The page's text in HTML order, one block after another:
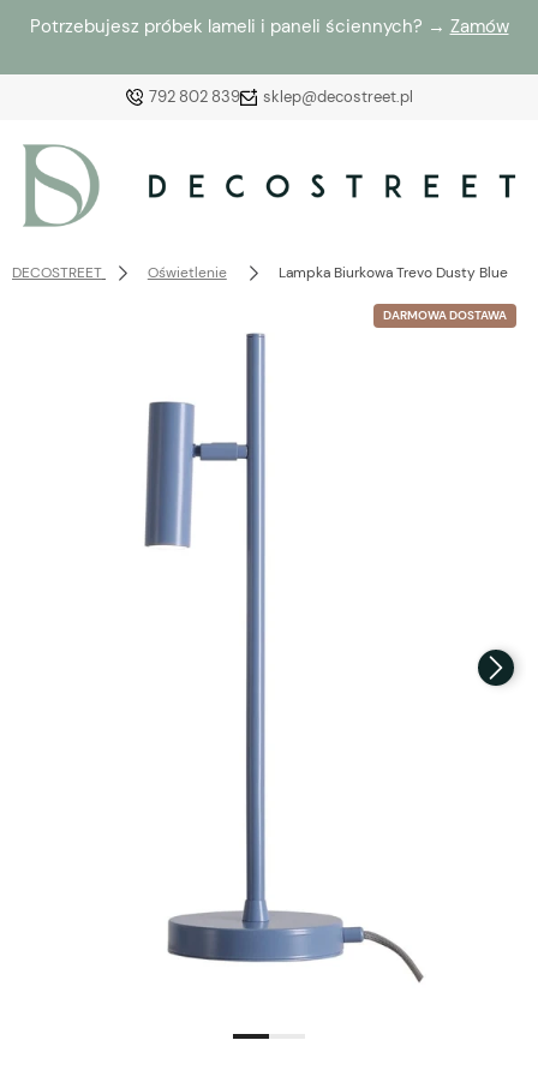
Potrzebujesz próbek lameli i paneli ściennych? → Zamów
792 802 839 sklep@decostreet.pl
Załóż konto
Wybierz coś dla siebie z naszej aktualnej oferty lub
zaloguj się, aby przywrócić dodane produkty do listy
z poprzedniej sesji.
DECOSTREET Oświetlenie Lampka Biurkowa Trevo Dusty Blue
DARMOWA DOSTAWA